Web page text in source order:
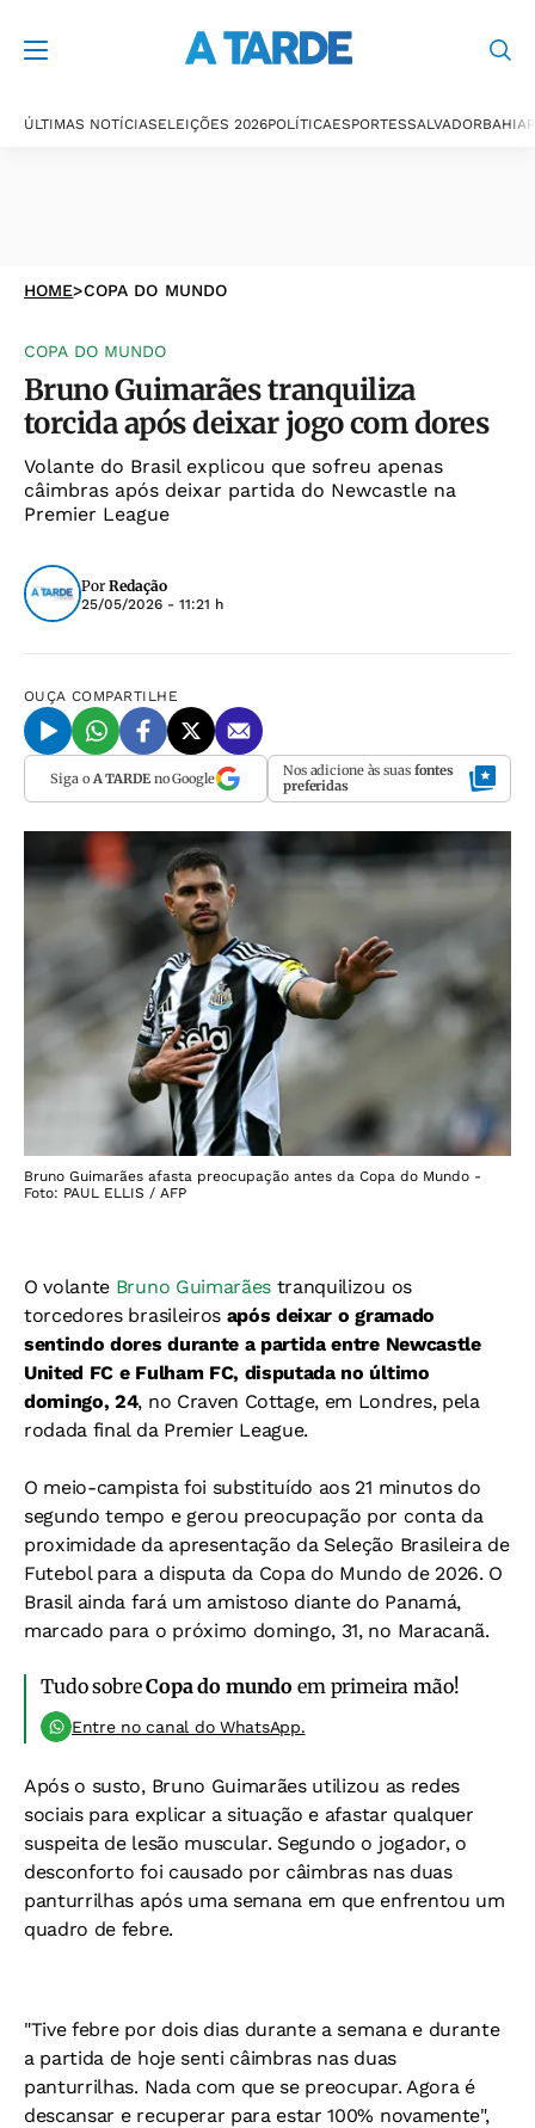
ÚLTIMAS NOTÍCIASELEIÇÕES 2026POLÍTICAESPORTESSALVADORBAHIA
HOME>COPA DO MUNDO
COPA DO MUNDO
Bruno Guimarães tranquiliza
torcida após deixar jogo com dores
Volante do Brasil explicou que sofreu apenas
câimbras após deixar partida do Newcastle na
Premier League
Por Redação
25/05/2026 - 11:21 h
OUÇA COMPARTILHE
Siga o A TARDEno Google Nos adicione às suas fontes
preferidas
Bruno Guimarães afasta preocupação antes da Copa do Mundo -
Foto: PAUL ELLIS / AFP
O volante Bruno Guimarães tranquilizou os
torcedores brasileiros após deixar o gramado
sentindo dores durante a partida entre Newcastle
United FC e Fulham FC, disputada no último
domingo, 24, no Craven Cottage, em Londres, pela
rodada final da Premier League.
O meio-campista foi substituído aos 21 minutos do
segundo tempo e gerou preocupação por conta da
proximidade da apresentação da Seleção Brasileira de
Futebol para a disputa da Copa do Mundo de 2026. O
Brasil ainda fará um amistoso diante do Panamá,
marcado para o próximo domingo, 31, no Maracanã.
Tudo sobreCopa do mundo em primeira mão!
Entre no canal do WhatsApp.
Após o susto, Bruno Guimarães utilizou as redes
sociais para explicar a situação e afastar qualquer
suspeita de lesão muscular. Segundo o jogador, o
desconforto foi causado por câimbras nas duas
panturrilhas após uma semana em que enfrentou um
quadro de febre.
"Tive febre por dois dias durante a semana e durante
a partida de hoje senti câimbras nas duas
panturrilhas. Nada com que se preocupar. Agora é
descansar e recuperar para estar 100% novamente",